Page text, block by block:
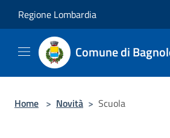
Regione Lombardia
Comune di
Home > Novità > Scuola